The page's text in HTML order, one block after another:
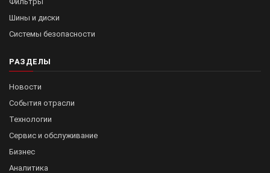
Шины и диски
Системы безопасности
РАЗДЕЛЫ
Новости
События отрасли
Технологии
Сервис и обслуживание
Бизнес
Аналитика